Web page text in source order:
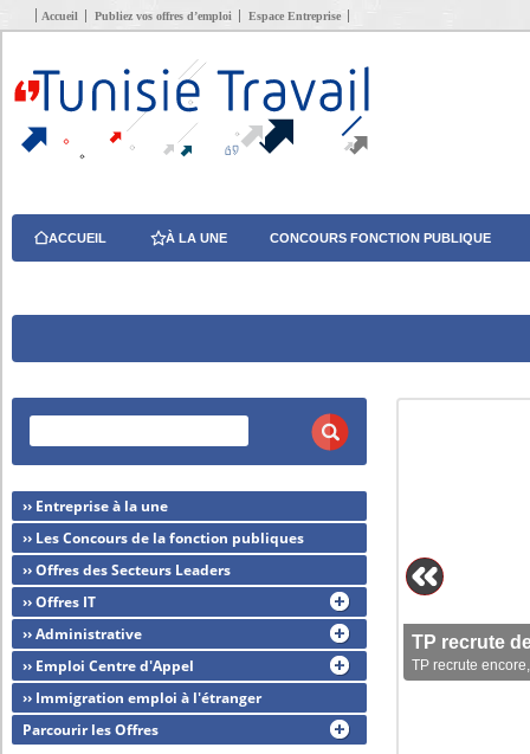
Accueil Publiez vos offres d’emploi Espace Entreprise
ACCUEIL À LA UNE CONCOURS FONCTION PUBLIQUE
TP recrute
TP recrute
›› Entreprise à la une
›› Les Concours de la fonction publiques
›› Offres des Secteurs Leaders
›› Offres IT
›› Administrative
›› Emploi Centre d'Appel
›› Immigration emploi à l'étranger
Parcourir les Offres